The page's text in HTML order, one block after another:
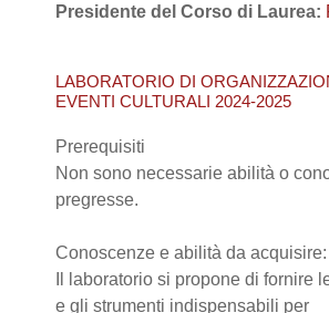
Presidente del Corso di Laurea:
LABORATORIO DI
EVENTI CULTURALI 2024-2025
Prerequisiti
Non sono necessarie abilità o
pregresse.
Conoscenze e abilità da acquisire:
Il laboratorio si propone di fornire
e gli strumenti indispensabili per